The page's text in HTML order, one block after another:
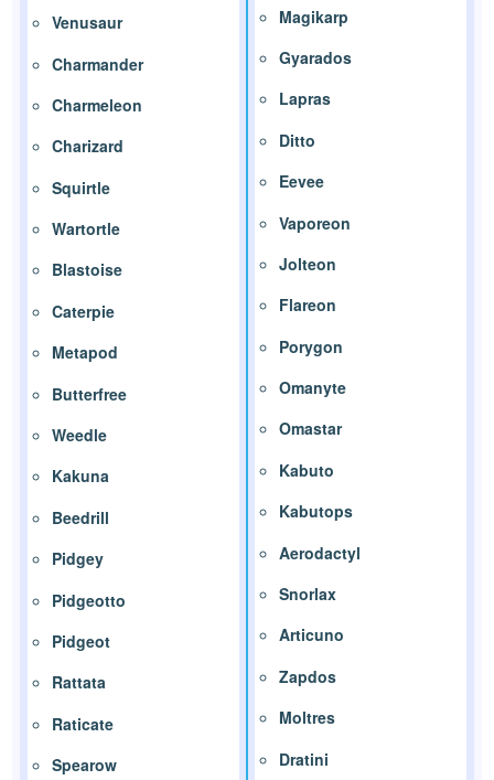
Venusaur
Charmander
Charmeleon
Charizard
Squirtle
Wartortle
Blastoise
Caterpie
Metapod
Butterfree
Weedle
Kakuna
Beedrill
Pidgey
Pidgeotto
Pidgeot
Rattata
Raticate
Spearow
Magikarp
Gyarados
Lapras
Ditto
Eevee
Vaporeon
Jolteon
Flareon
Porygon
Omanyte
Omastar
Kabuto
Kabutops
Aerodactyl
Snorlax
Articuno
Zapdos
Moltres
Dratini